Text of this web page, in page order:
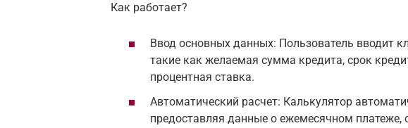
Как работает?
Ввод основных данных: Пользователь вводит
такие как желаемая сумма кредита, срок
процентная ставка.
Автоматический расчет: Калькулятор
предоставляя данные о ежемесячном платеже,